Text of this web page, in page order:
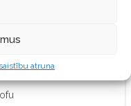
atruna
un veid...